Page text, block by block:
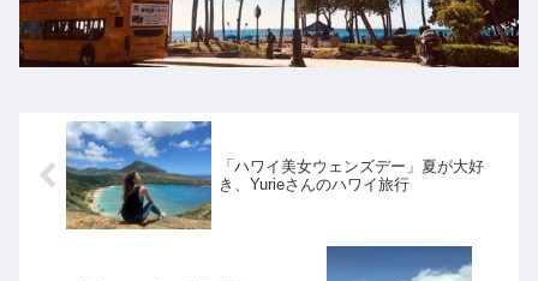
「ハワイ美女ウェンズデー」夏が大好
き、Yurieさんのハワイ旅行